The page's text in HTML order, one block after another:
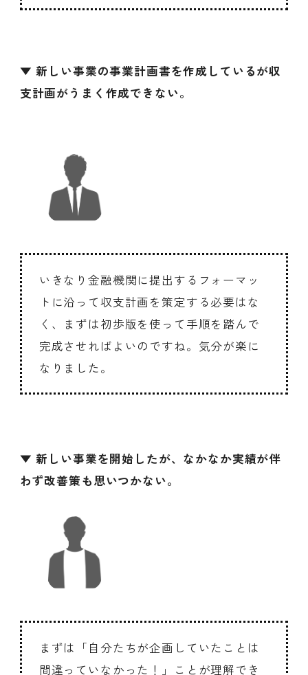
▼ 新しい事業の事業計画書を作成しているが収
支計画がうまく作成できない。
いきなり金融機関に提出するフォーマッ
トに沿って収支計画を策定する必要はな
く、まずは初歩版を使って手順を踏んで
完成させればよいのですね。気分が楽に
なりました。
▼ 新しい事業を開始したが、なかなか実績が伴
わず改善策も思いつかない。
まずは「自分たちが企画していたことは
間違っていなかった！」ことが理解でき